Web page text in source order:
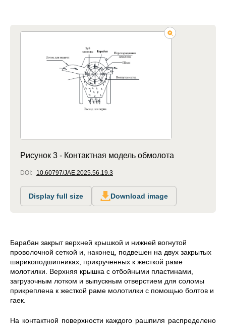
Рисунок 3 - Контактная модель обмолота
DOI: 10.60797/JAE.2025.56.19.3
Display full size Download image
Барабан закрыт верхней крышкой и нижней вогнутой
проволочной сеткой и, наконец, подвешен на двух закрытых
шарикоподшипниках, прикрученных к жесткой раме
молотилки. Верхняя крышка с отбойными пластинами,
загрузочным лотком и выпускным отверстием для соломы
прикреплена к жесткой раме молотилки с помощью болтов и
гаек.
На контактной поверхности каждого рашпиля распределено